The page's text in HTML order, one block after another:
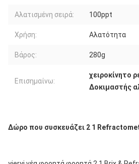
Αλατισμένη σειρά: 100ppt
Χρήση: Αλατότητα
Βάρος: 280g
Επισημαίνω:
χειροκίνητο
Δοκιμαστής
Δώρο που συσκευάζει 2 1